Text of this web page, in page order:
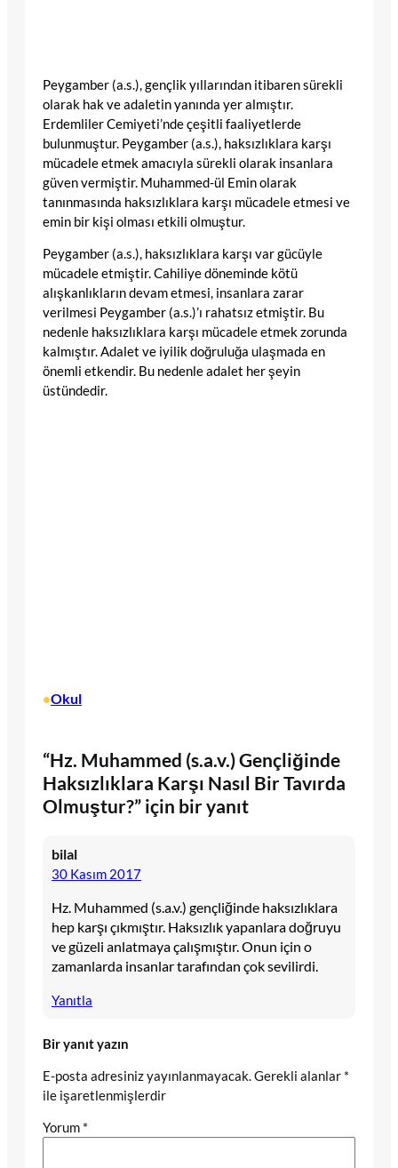
Peygamber (a.s.), gençlik yıllarından itibaren sürekli
olarak hak ve adaletin yanında yer almıştır.
Erdemliler Cemiyeti’nde çeşitli faaliyetlerde
bulunmuştur. Peygamber (a.s.), haksızlıklara karşı
mücadele etmek amacıyla sürekli olarak insanlara
güven vermiştir. Muhammed-ül Emin olarak
tanınmasında haksızlıklara karşı mücadele etmesi ve
emin bir kişi olması etkili olmuştur.
Peygamber (a.s.), haksızlıklara karşı var gücüyle
mücadele etmiştir. Cahiliye döneminde kötü
alışkanlıkların devam etmesi, insanlara zarar
verilmesi Peygamber (a.s.)’ı rahatsız etmiştir. Bu
nedenle haksızlıklara karşı mücadele etmek zorunda
kalmıştır. Adalet ve iyilik doğruluğa ulaşmada en
önemli etkendir. Bu nedenle adalet her şeyin
üstündedir.
•Okul
“Hz. Muhammed (s.a.v.) Gençliğinde
Haksızlıklara Karşı Nasıl Bir Tavırda
Olmuştur?” için bir yanıt
bilal
30 Kasım 2017
Hz. Muhammed (s.a.v.) gençliğinde haksızlıklara
hep karşı çıkmıştır. Haksızlık yapanlara doğruyu
ve güzeli anlatmaya çalışmıştır. Onun için o
zamanlarda insanlar tarafından çok sevilirdi.
Yanıtla
Bir yanıt yazın
E-posta adresiniz yayınlanmayacak. Gerekli alanlar *
ile işaretlenmişlerdir
Yorum *